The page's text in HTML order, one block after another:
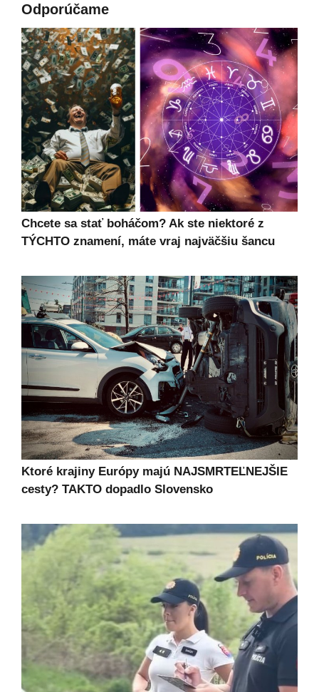
Odporúčame
Chcete sa stať boháčom? Ak ste niektoré z
TÝCHTO znamení, máte vraj najväčšiu šancu
Ktoré krajiny Európy majú NAJSMRTEĽNEJŠIE
cesty? TAKTO dopadlo Slovensko